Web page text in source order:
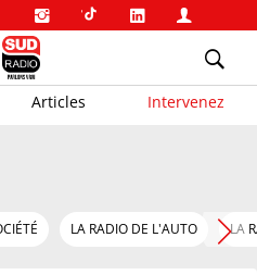
Articles Intervenez
LA RADIO DE L'AUTO LA